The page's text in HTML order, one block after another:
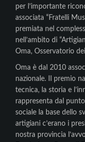
per l’importante
associata “Fratelli
premiata nel
nell’ambito di
Oma, Osservatorio
Oma è dal 2010
nazionale. Il premio
tecnica, la storia e
rappresenta dal
sociale la base dello
artigiani c’erano i
nostra provincia